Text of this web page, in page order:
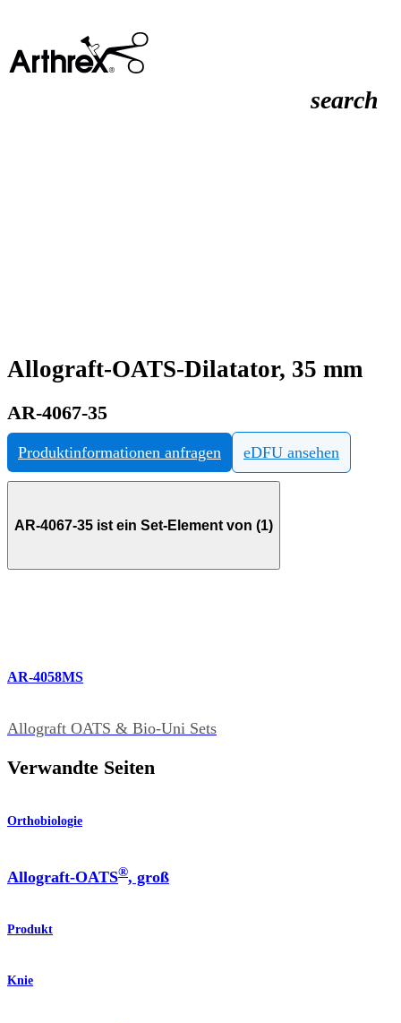
search
Allograft-OATS-Dilatator, 35 mm
AR-4067-35
Produktinformationen anfragen eDFU ansehen
AR-4067-35 ist ein Set-Element von (1)
AR-4058MS
Allograft OATS & Bio-Uni Sets
Verwandte Seiten
Orthobiologie
Allograft-OATS®, groß
Produkt
Knie